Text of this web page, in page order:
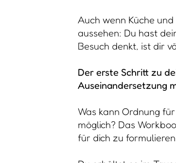
Auch wenn Küche
aussehen: Du hast
Besuch denkt, ist dir
Der erste Schritt zu
Auseinandersetzung
Was kann Ordnung
möglich? Das
für dich zu